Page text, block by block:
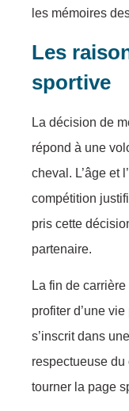
les mémoires
Les
sportive
La décision de
répond à une
cheval. L’âge et
compétition
pris cette
partenaire.
La fin de
profiter d’une
s’inscrit dans
respectueuse
tourner la page